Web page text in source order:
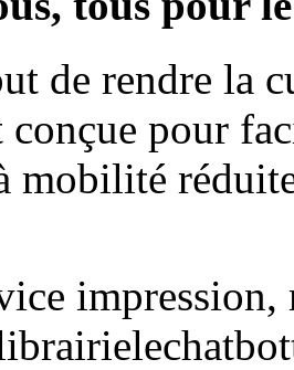
de rendre la
pour
mobilité